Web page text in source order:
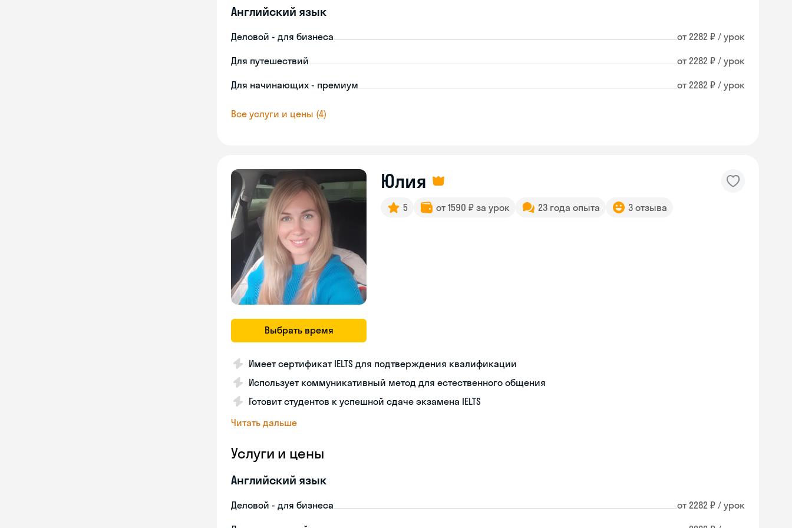
Английский язык
Деловой - для бизнеса от 2282 ₽ / урок
Для путешествий от 2282 ₽ / урок
Для начинающих - премиум от 2282 ₽ / урок
Все услуги и цены (4)
Выбрать время
Юлия
5 от 1590 ₽ за урок 23 года опыта 3 отзыва
Имеет сертификат IELTS для подтверждения квалификации
Использует коммуникативный метод для естественного общения
Готовит студентов к успешной сдаче экзамена IELTS
Читать дальше
Услуги и цены
Английский язык
Деловой - для бизнеса от 2282 ₽ / урок